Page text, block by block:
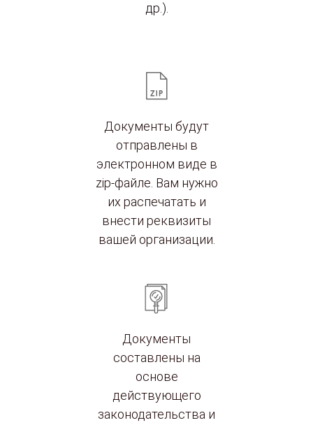
др.).
Документы будут
отправлены в
электронном виде в
zip-файле. Вам нужно
их распечатать и
внести реквизиты
вашей организации.
Документы
составлены на
основе
действующего
законодательства и